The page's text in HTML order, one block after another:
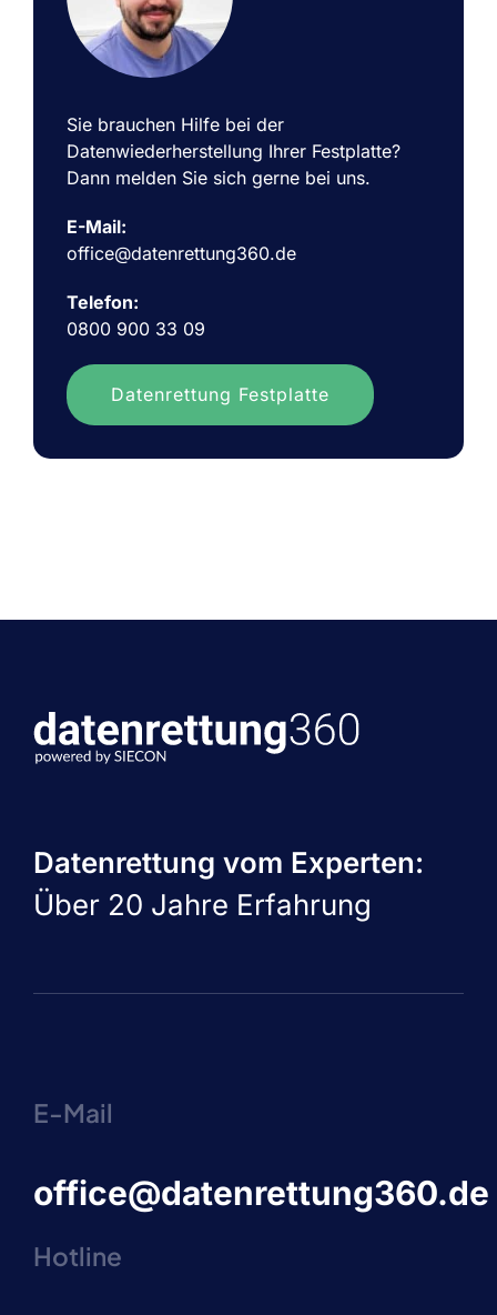
Sie brauchen Hilfe bei der
Datenwiederherstellung Ihrer Festplatte?
Dann melden Sie sich gerne bei uns.
E-Mail:
office@datenrettung360.de
Telefon:
0800 900 33 09
Datenrettung Festplatte
Datenrettung vom Experten:
Über 20 Jahre Erfahrung
E-Mail
office@datenrettung360.de
Hotline